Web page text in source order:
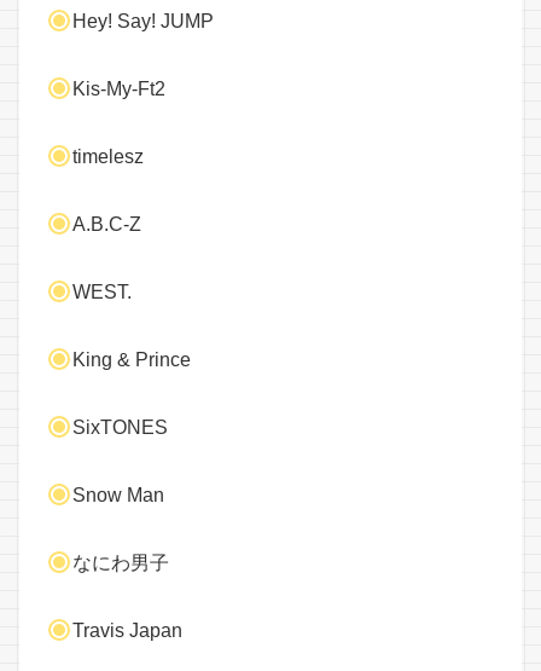
Hey! Say! JUMP
Kis-My-Ft2
timelesz
A.B.C-Z
WEST.
King & Prince
SixTONES
Snow Man
なにわ男子
Travis Japan